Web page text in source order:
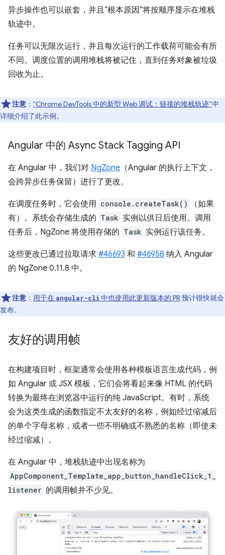
异步操作也可以嵌套，并且“根本原因”将按顺序显示在堆栈
轨迹中。
任务可以无限次运行，并且每次运行的工作载荷可能会有所
不同。调度位置的调用堆栈将被记住，直到任务对象被垃圾
回收为止。
注意 ： “Chrome DevTools 中的新型 Web 调试：链接的堆栈轨迹”中
详细介绍了此示例。
Angular 中的 Async Stack Tagging API
在 Angular 中，我们对 NgZone （Angular 的执行上下文，
会跨异步任务保留）进行了更改。
在调度任务时，它会使用 console.createTask()
（如果
有）。系统会存储生成的 Task 实例以供日后使用。调用
任务后，NgZone 将使用存储的 Task 实例运行该任务。
这些更改已通过拉取请求 #46693 和 #46958 纳入 Angular
的 NgZone 0.11.8 中。
注意 ： 用于在 angular-cli 中也使用此更新版本的 PR 预计很快就会
发布。
友好的调用帧
在构建项目时，框架通常会使用各种模板语言生成代码，例
如 Angular 或 JSX 模板，它们会将看起来像 HTML 的代码
转换为最终在浏览器中运行的纯 JavaScript。有时，系统
会为这类生成的函数指定不太友好的名称，例如经过缩减后
的单个字母名称，或者一些不明确或不熟悉的名称（即使未
经过缩减）。
在 Angular 中，堆栈轨迹中出现名称为
AppComponent_Template_app_button_handleClick_1_
listener 的调用帧并不少见。